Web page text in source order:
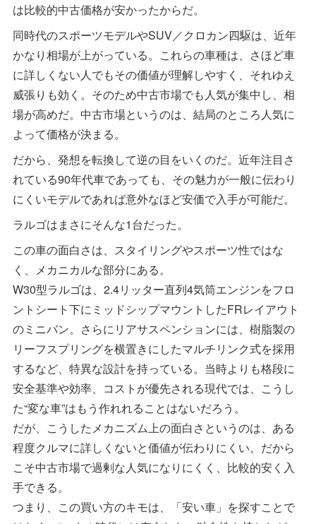
は比較的中古価格が安かったからだ。
同時代のスポーツモデルやSUV／クロカン四駆は、近年
かなり相場が上がっている。これらの車種は、さほど車
に詳しくない人でもその価値が理解しやすく、それゆえ
威張りも効く。そのため中古市場でも人気が集中し、相
場が高めだ。中古市場というのは、結局のところ人気に
よって価格が決まる。
だから、発想を転換して逆の目をいくのだ。近年注目さ
れている90年代車であっても、その魅力が一般に伝わり
にくいモデルであれば意外なほど安価で入手が可能だ。
ラルゴはまさにそんな1台だった。
この車の面白さは、スタイリングやスポーツ性ではな
く、メカニカルな部分にある。
W30型ラルゴは、2.4リッター直列4気筒エンジンをフロ
ントシート下にミッドシップマウントしたFRレイアウト
のミニバン。さらにリアサスペンションには、樹脂製の
リーフスプリングを横置きにしたマルチリンク式を採用
するなど、特異な設計を持っている。当時よりも格段に
安全基準や効率、コストが優先される現代では、こうし
た“変な車”はもう作れれることはないだろう。
だが、こうしたメカニズム上の面白さというのは、ある
程度クルマに詳しくないと価値が伝わりにくい。だから
こそ中古市場で過剰な人気になりにくく、比較的安く入
手できる。
つまり、この買い方のキモは、「安い車」を探すことで